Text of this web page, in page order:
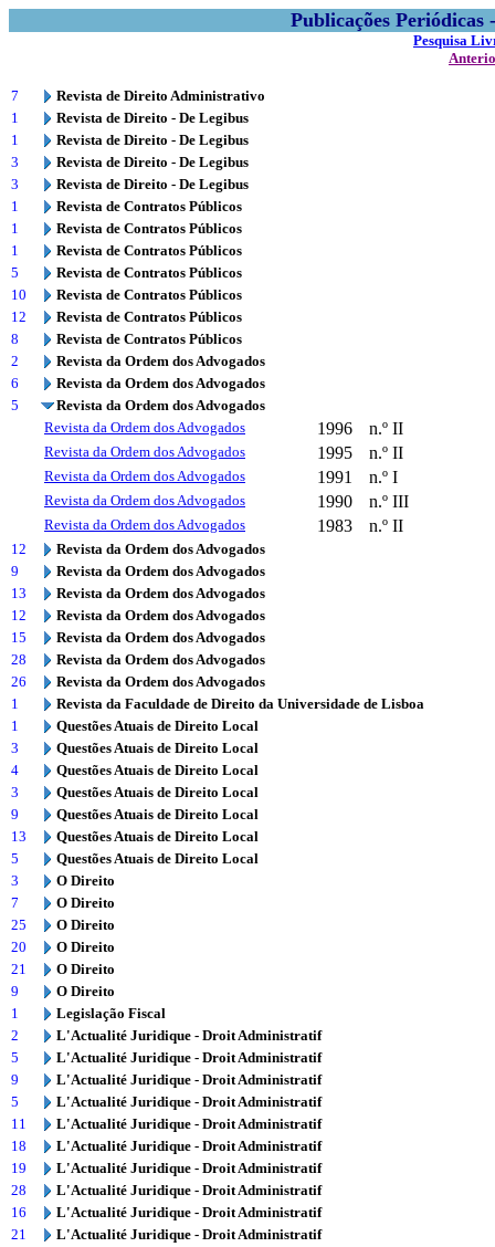
Publicações
Pesquisa
7
Revista de Direito Administrativo
1
Revista de Direito - De Legibus
1
Revista de Direito - De Legibus
3
Revista de Direito - De Legibus
3
Revista de Direito - De Legibus
1
Revista de Contratos Públicos
1
Revista de Contratos Públicos
1
Revista de Contratos Públicos
5
Revista de Contratos Públicos
10
Revista de Contratos Públicos
12
Revista de Contratos Públicos
8
Revista de Contratos Públicos
2
Revista da Ordem dos Advogados
6
Revista da Ordem dos Advogados
5
Revista da Ordem dos Advogados
Revista da Ordem dos Advogados
1996 n.º II
Revista da Ordem dos Advogados 1995 n.º II
Revista da Ordem dos Advogados 1991 n.º I
Revista da Ordem dos Advogados 1990 n.º III
Revista da Ordem dos Advogados 1983 n.º II
12
Revista da Ordem dos Advogados
9
Revista da Ordem dos Advogados
13
Revista da Ordem dos Advogados
12
Revista da Ordem dos Advogados
15
Revista da Ordem dos Advogados
28
Revista da Ordem dos Advogados
26
Revista da Ordem dos Advogados
1
Revista da Faculdade de Direito da Universidade de Lisboa
1
Questões Atuais de Direito Local
3
Questões Atuais de Direito Local
4
Questões Atuais de Direito Local
3
Questões Atuais de Direito Local
9
Questões Atuais de Direito Local
13
Questões Atuais de Direito Local
5
Questões Atuais de Direito Local
3
O Direito
7
O Direito
25
O Direito
20
O Direito
21
O Direito
9
O Direito
1
Legislação Fiscal
2
L'Actualité Juridique - Droit Administratif
5
L'Actualité Juridique - Droit Administratif
9
L'Actualité Juridique - Droit Administratif
5
L'Actualité Juridique - Droit Administratif
11
L'Actualité Juridique - Droit Administratif
18
L'Actualité Juridique - Droit Administratif
19
L'Actualité Juridique - Droit Administratif
28
L'Actualité Juridique - Droit Administratif
16
L'Actualité Juridique - Droit Administratif
21
L'Actualité Juridique - Droit Administratif